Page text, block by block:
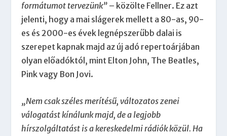
formátumot tervezünk” – közölte Fellner. Ez azt
jelenti, hogy a mai slágerek mellett a 80-as, 90-
es és 2000-es évek legnépszerűbb dalai is
szerepet kapnak majd az új adó repertoárjában
olyan előadóktól, mint Elton John, The Beatles,
Pink vagy Bon Jovi.
„Nem csak széles merítésű, változatos zenei
válogatást kínálunk majd, de a legjobb
hírszolgáltatást is a kereskedelmi rádiók közül. Ha